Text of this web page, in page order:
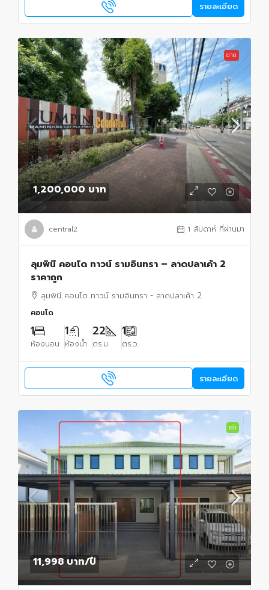
รายละเอียด
ขาย
1,200,000 บาท
central2 1 สัปดาห์ ที่ผ่านมา
ลุมพินี คอนโด ทาวน์ รามอินทรา – ลาดปลาเค้า 2
ราคาถูก
ลุมพินี คอนโด ทาวน์ รามอินทรา - ลาดปลาเค้า 2
คอนโด
1
ห้องนอน
1
ห้องน้ำ
22
ตร.ม.
1
ตร.ว.
รายละเอียด
เช่า
11,998 บาท/ปี